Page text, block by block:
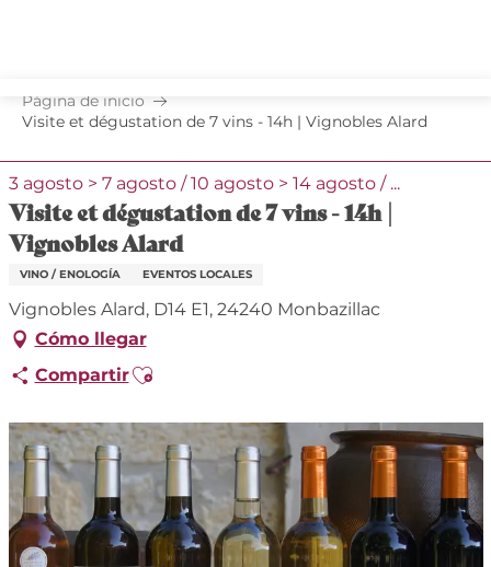
principal
Página de inicio
Visite et dégustation de 7 vins - 14h | Vignobles Alard
3 agosto > 7 agosto / 10 agosto > 14 agosto / ...
Visite et dégustation de 7 vins - 14h |
Vignobles Alard
VINO / ENOLOGÍA EVENTOS LOCALES
Vignobles Alard, D14 E1, 24240 Monbazillac
Cómo llegar
CompartirAjouter aux favoris